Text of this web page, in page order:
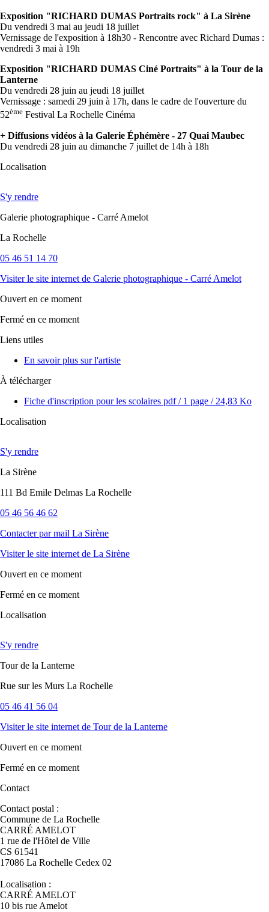
Exposition "RICHARD DUMAS Portraits rock" à La Sirène
Du vendredi 3 mai au jeudi 18 juillet
Vernissage de l'exposition à 18h30 - Rencontre avec Richard Dumas :
vendredi 3 mai à 19h
Exposition "RICHARD DUMAS Ciné Portraits" à la Tour de la
Lanterne
Du vendredi 28 juin au jeudi 18 juillet
Vernissage : samedi 29 juin à 17h, dans le cadre de l'ouverture du
52ème Festival La Rochelle Cinéma
+ Diffusions vidéos à la Galerie Éphémère - 27 Quai Maubec
Du vendredi 28 juin au dimanche 7 juillet de 14h à 18h
Localisation
S'y rendre
Galerie photographique - Carré Amelot
La Rochelle
05 46 51 14 70
Visiter le site internet de Galerie photographique - Carré Amelot
Ouvert en ce moment
Fermé en ce moment
Liens utiles
En savoir plus sur l'artiste
À télécharger
Fiche d'inscription pour les scolaires pdf/ 1 page / 24,83 Ko
Localisation
S'y rendre
La Sirène
111 Bd Emile Delmas La Rochelle
05 46 56 46 62
Contacter par mail La Sirène
Visiter le site internet de La Sirène
Ouvert en ce moment
Fermé en ce moment
Localisation
S'y rendre
Tour de la Lanterne
Rue sur les Murs La Rochelle
05 46 41 56 04
Visiter le site internet de Tour de la Lanterne
Ouvert en ce moment
Fermé en ce moment
Contact
Contact postal :
Commune de La Rochelle
CARRÉ AMELOT
1 rue de l'Hôtel de Ville
CS 61541
17086 La Rochelle Cedex 02
Localisation :
CARRÉ AMELOT
10 bis rue Amelot